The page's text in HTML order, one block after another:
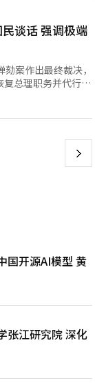
正式调查时限定选
’‘祖国革新
与此次党内预选。
现在选举登记前夕
这部分票源成为竞
。韩德洙目前尚未
程安排，国民力量
参选人阵容有望初
现统计误差范围
持率较上周下降3个
与稳定领导力的候
了为应对美国特朗
商交涉本部长郑仁
发表了讲话。【图
举行。综合政府和
能会与2017年朴槿
的最后期限。 正
贸易伙伴设立10%
本、印度分别征收
由于对韩国进口商
美出口竞争中处于
制措施维护自身利
迅速转变为保护贸
顺差为557亿美元，
瑞士、德国、爱尔
德根携手韩企就美
方开展沟通协商，
。
谈话 强调极端
案作出最终裁决，
总理职务并代行总
出驳回意见，2人
宪法和法律的框架
统带来的中美霸权
们只希望国家向
清楚汲取的一个教
无法实现任何人的
我会率先垂范。”
利益的核心议题取
党合作。他恳切表
向前飞跃，我诚挚
员会议上发言。
下
国开源AI模型 黄
张江研究院 深化